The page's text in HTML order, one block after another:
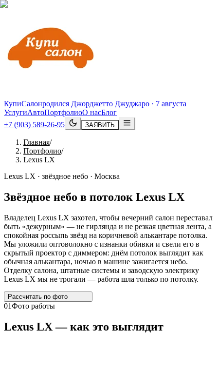
КупиСалонродился Джорджетто Джуджаро · 7 августа
УслугиАвтоПортфолиоО насБлог
+7 (903) 589-26-95
ЗАЯВИТЬ
Главная/
Портфолио/
Lexus LX
Lexus LX · звёздное небо · Москва
Звёздное небо в потолок Lexus LX
Владелец Lexus LX захотел, чтобы вечерний салон переставал
быть «дежурным» — не гирлянда и не резкая цветная лента, а
спокойная россыпь звёзд на коричневой алькантаре потолка.
Мы уложили оптоволокно с изнанки обивки и свели его в
скрытый проектор с диммером: днём потолок выглядит как
обычная алькантара, ночью в машине зажигается небо.
Отделку салона, штатные системы и заводскую электрику
Lexus LX мы не трогали — работа шла только по потолку.
Рассчитать по фото
01Фото работы
Lexus LX— как это выглядит